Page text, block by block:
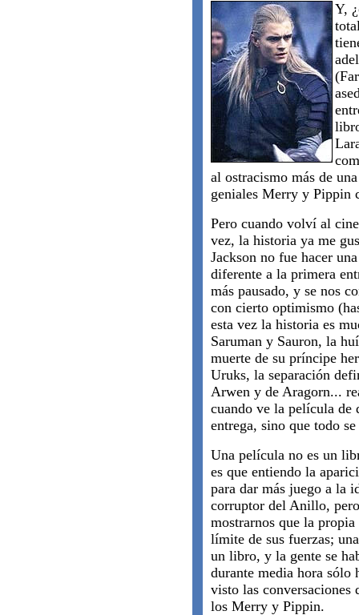
Y,
al ostracismo más de
geniales Merry y Pippin
Pero cuando volví al
vez, la historia ya me
Jackson no fue hacer
diferente a la primera
más pausado, y se nos
con cierto optimismo
esta vez la historia es
Saruman y Sauron, la
muerte de su príncipe
Uruks, la separación
Arwen y de Aragorn...
cuando ve la película de
entrega, sino que todo
Una película no es un
es que entiendo la
para dar más juego a la
corruptor del Anillo,
mostrarnos que la
límite de sus fuerzas;
un libro, y la gente se
durante media hora sólo
visto las conversaciones
los Merry y Pippin.